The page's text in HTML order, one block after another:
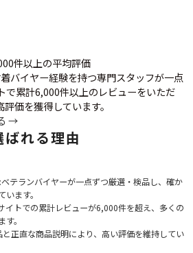
件以上の平均評価
バイヤー経験を持つ専門スタッフが一点
で累計6,000件以上のレビューをいただ
価を獲得しています。
→
れる理由
:ベテランバイヤーが一点ずつ厳選・検品し、確か
ます。
イトでの累計レビューが6,000件を超え、多くの
。
と正直な商品説明により、高い評価を維持してい